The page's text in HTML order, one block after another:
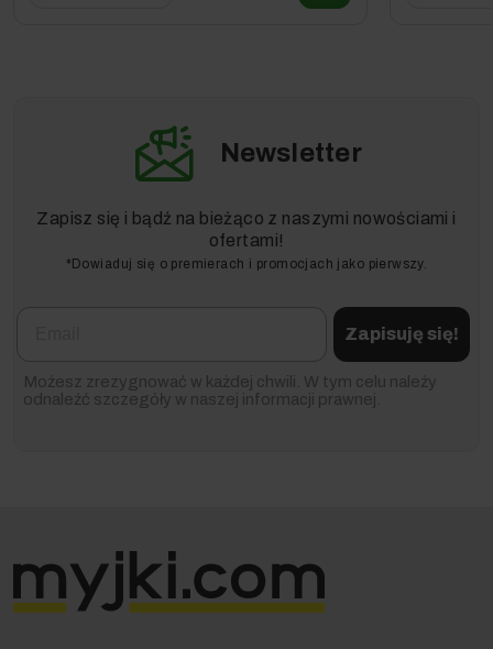
Newsletter
Zapisz się i bądź na bieżąco z naszymi nowościami i
ofertami!
*Dowiaduj się o premierach i promocjach jako pierwszy.
Zapisuję się!
Możesz zrezygnować w każdej chwili. W tym celu należy
odnaleźć szczegóły w naszej informacji prawnej.